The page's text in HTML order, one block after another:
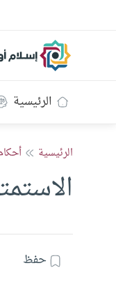
الرئيسية
الرئيسية
حفظ